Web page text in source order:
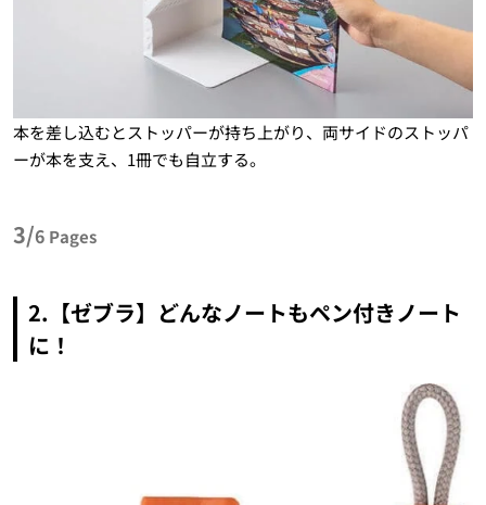
本を差し込むとストッパーが持ち上がり、両サイドのストッパ
ーが本を支え、1冊でも自立する。
3/6 Pages
2.【ゼブラ】どんなノートもペン付きノート
に！